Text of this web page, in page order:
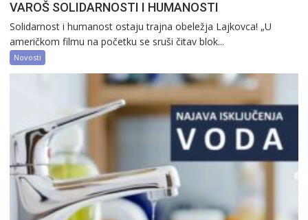
VAROŠ SOLIDARNOSTI I HUMANOSTI
Solidarnost i humanost ostaju trajna obeležja Lajkovca! „U
američkom filmu na početku se sruši čitav blok...
Novosti